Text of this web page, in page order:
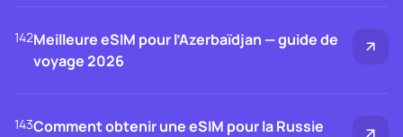
142Meilleure eSIM pour l’Azerbaïdjan — guide de
voyage 2026
143Comment obtenir une eSIM pour la Russie